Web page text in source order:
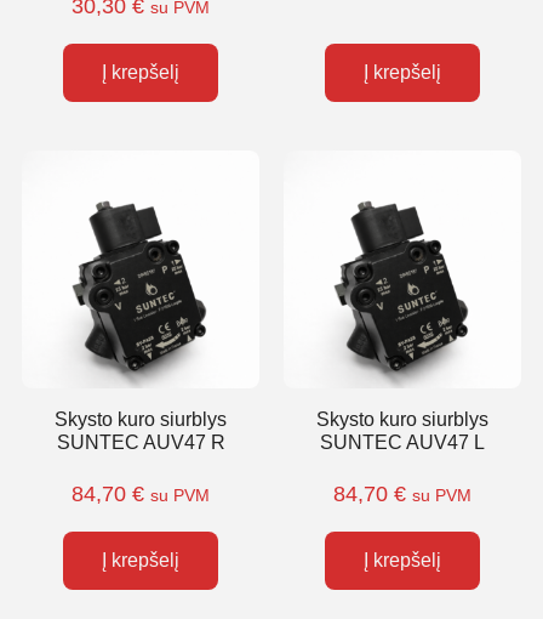
30,30 € su PVM
Į krepšelį Į krepšelį
Skysto kuro siurblys
SUNTEC AUV47 R
84,70 € su PVM
Į krepšelį
Skysto kuro siurblys
SUNTEC AUV47 L
84,70 € su PVM
Į krepšelį